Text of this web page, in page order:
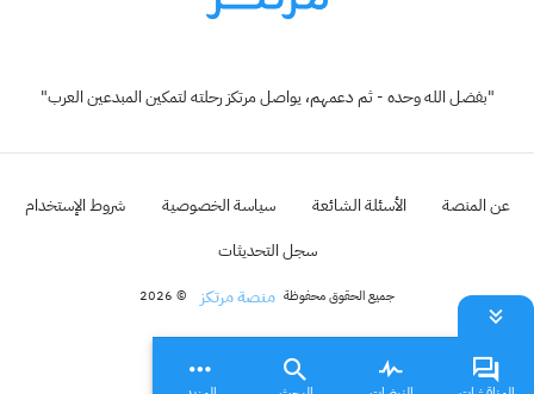
"بفضل الله وحده - ثم دعمهم، يواصل مرتكز رحلته لتمكين المبدعين العرب"
عن المنصة الأسئلة الشائعة سياسة الخصوصية
شروط الإستخدام
سجل التحديثات
جميع الحقوق محفوظة منصة مرتكز © 2026